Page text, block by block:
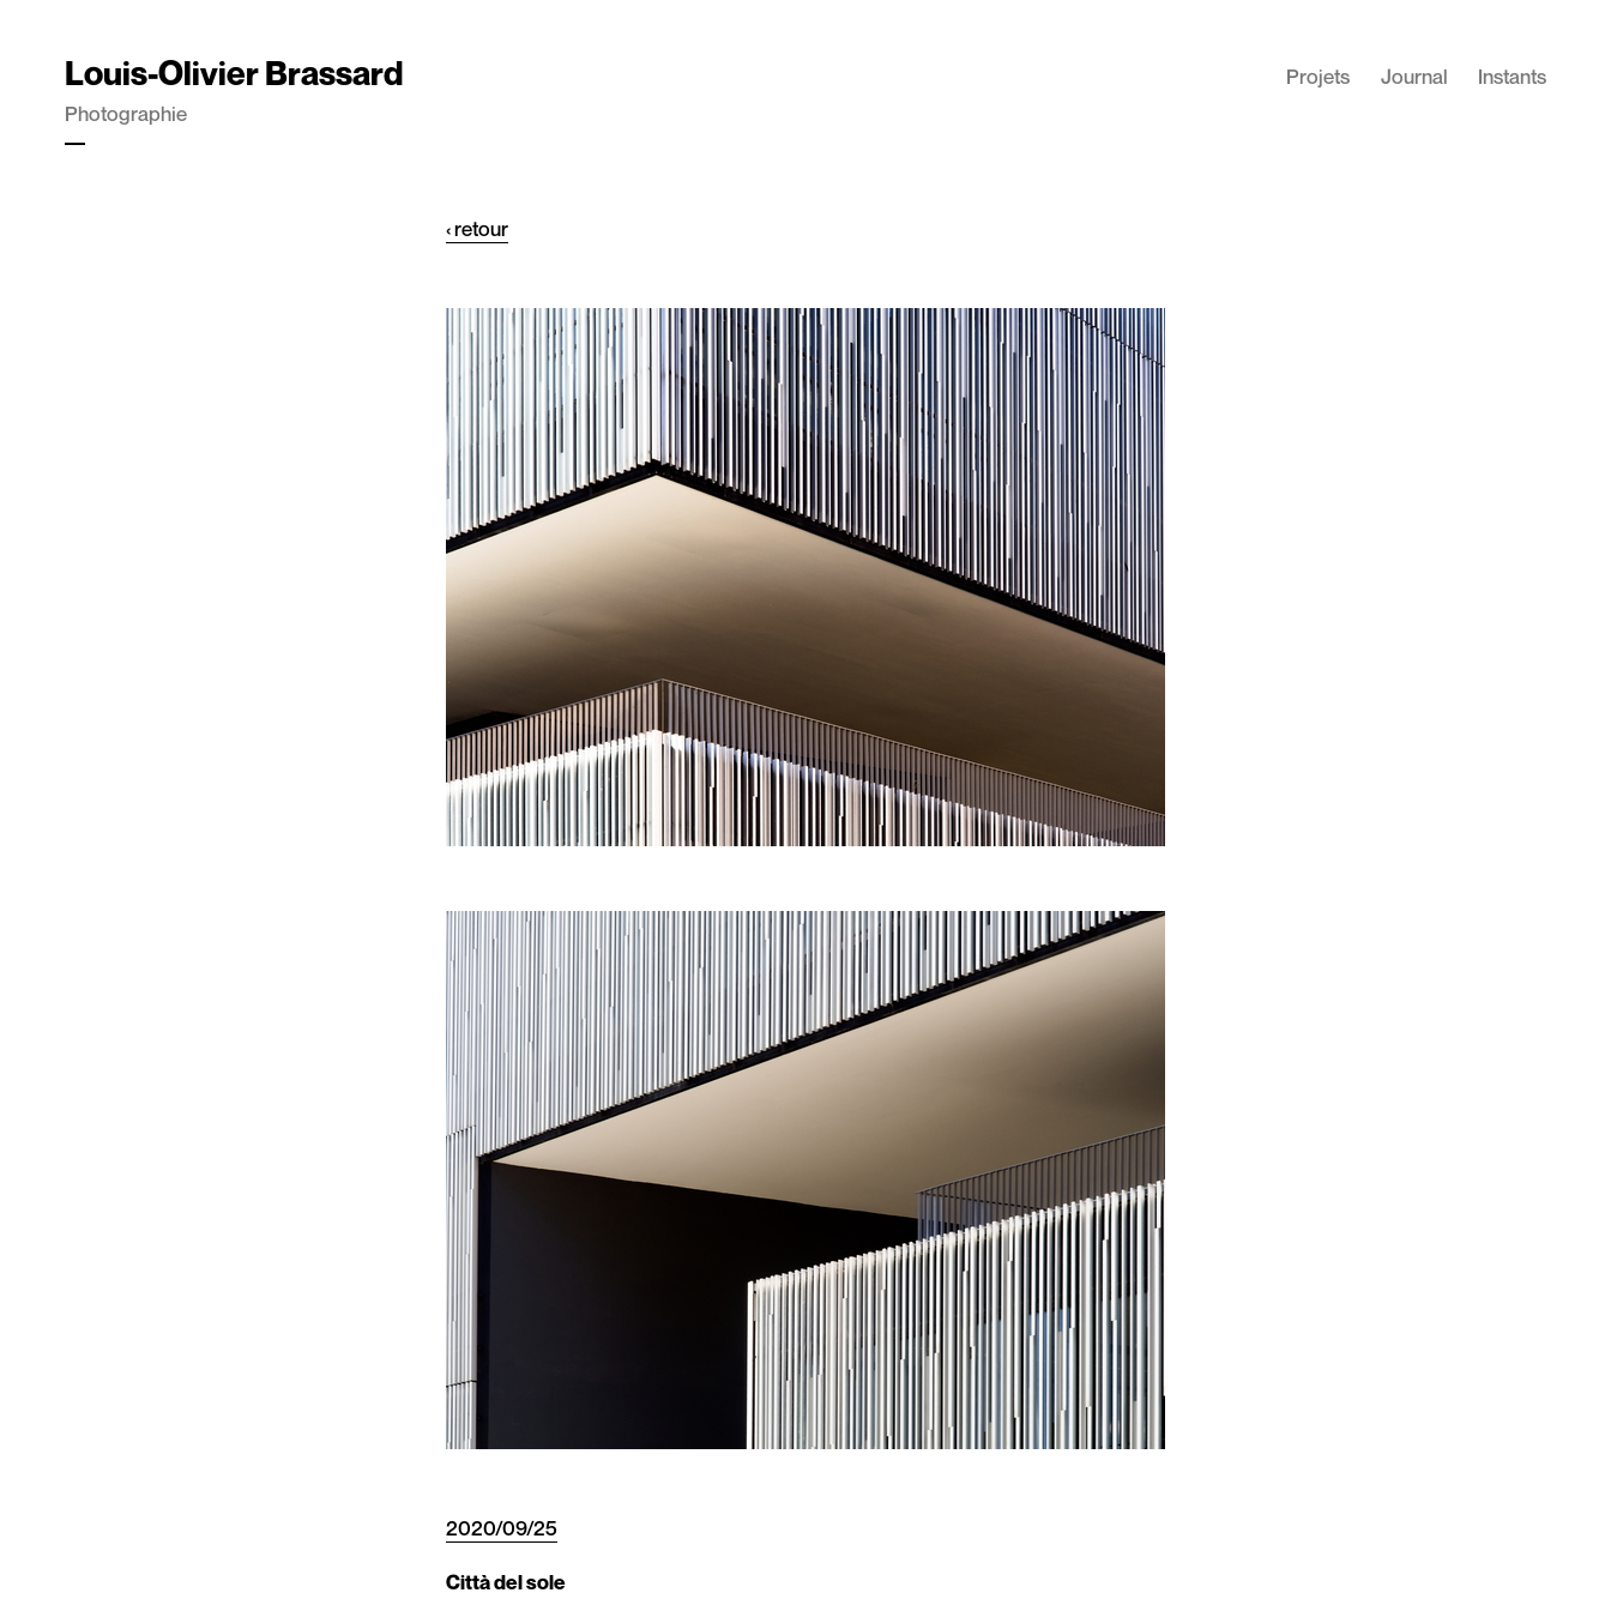
Louis-Olivier Brassard
Photographie
Projets Journal Instants
‹ retour
2020/09/25
Città del sole